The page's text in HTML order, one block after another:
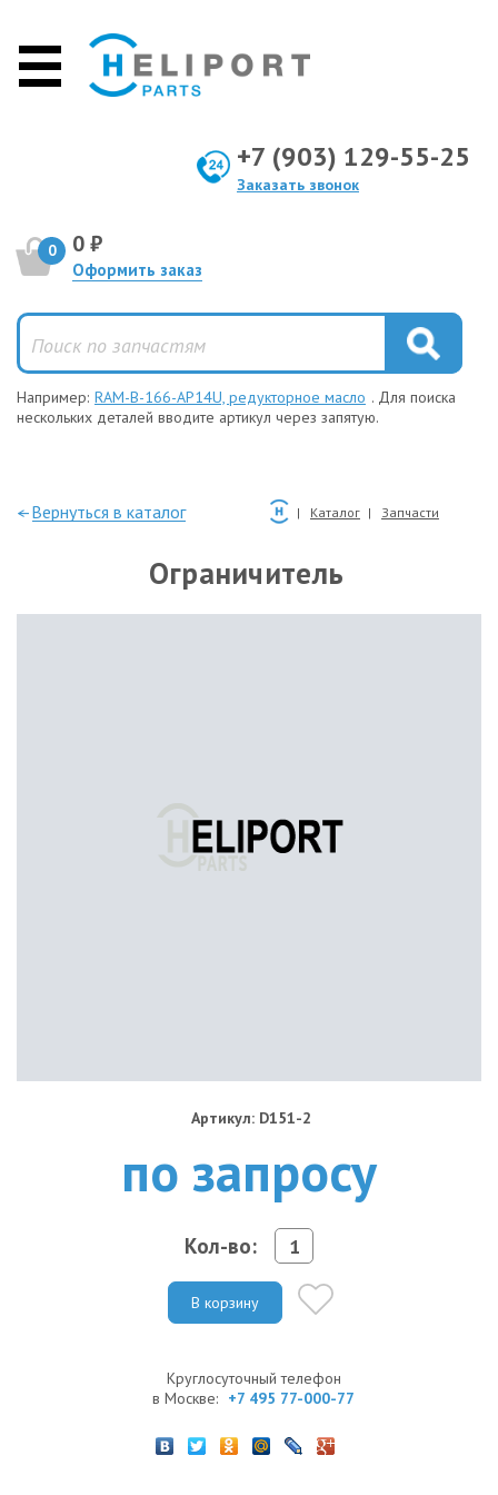
+7 (903) 129-55-25
Заказать звонок
0 0 ₽
Оформить заказ
Например: RAM-B-166-AP14U, редукторное масло . Для поиска
нескольких деталей вводите артикул через запятую.
—Вернуться в каталог Каталог Запчасти
Ограничитель
Артикул: D151-2
по запросу
Кол-во:
В корзину
Круглосуточный телефон
в Москве: +7 495 77-000-77